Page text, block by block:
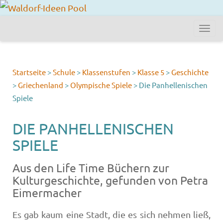
Startseite >Schule > Klassenstufen > Klasse 5 >Geschichte
>Griechenland >Olympische Spiele > Die Panhellenischen
Spiele
DIE PANHELLENISCHEN
SPIELE
Aus den Life Time Büchern zur
Kulturgeschichte, gefunden von Petra
Eimermacher
Es gab kaum eine Stadt, die es sich nehmen ließ,